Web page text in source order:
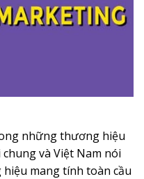
những thương hiệu
và Việt Nam nói
mang tính toàn cầu